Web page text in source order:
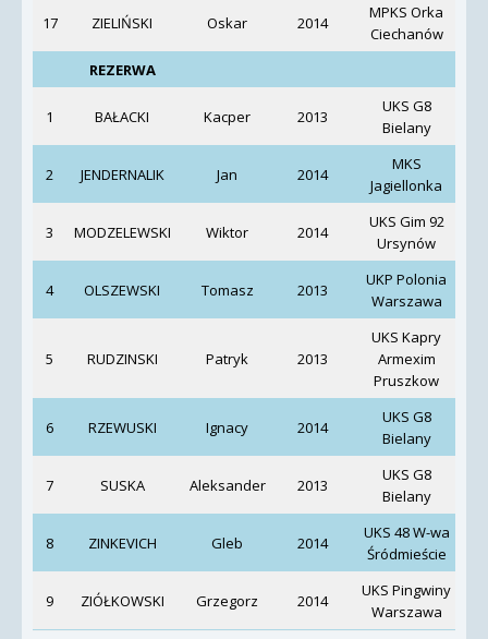
17 ZIELIŃSKI Oskar 2014
MPKS Orka
Ciechanów
REZERWA
1 BAŁACKI Kacper 2013
UKS G8
Bielany
2 JENDERNALIK Jan 2014
MKS
Jagiellonka
3 MODZELEWSKI Wiktor 2014
UKS Gim 92
Ursynów
4 OLSZEWSKI Tomasz 2013
UKP Polonia
Warszawa
5 RUDZINSKI Patryk 2013
UKS Kapry
Armexim
Pruszkow
6 RZEWUSKI Ignacy 2014
UKS G8
Bielany
7 SUSKA Aleksander 2013
UKS G8
Bielany
8 ZINKEVICH Gleb 2014
UKS 48 W-wa
Śródmieście
9 ZIÓŁKOWSKI Grzegorz 2014
UKS Pingwiny
Warszawa